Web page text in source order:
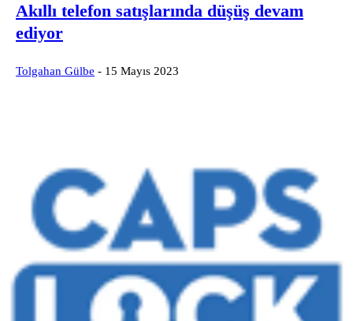
Akıllı telefon satışlarında düşüş devam
ediyor
Tolgahan Gülbe - 15 Mayıs 2023